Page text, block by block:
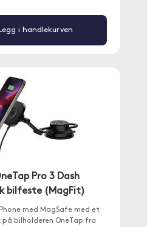
i handlekurven
Pro 3 Dash
bilfeste (MagFit)
med MagSafe med et
på bilholderen OneTap fra